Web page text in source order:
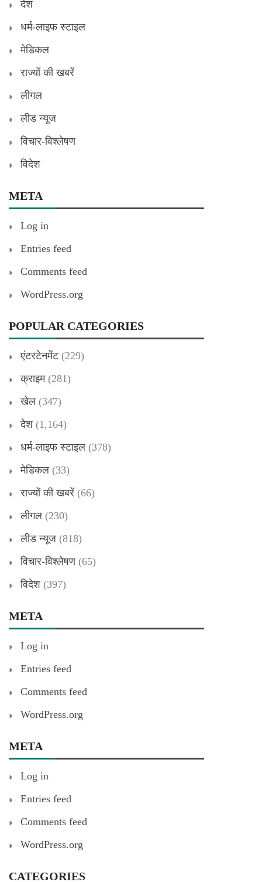
देश
धर्म-लाइफ स्टाइल
मेडिकल
राज्यों की खबरें
लीगल
लीड न्यूज
विचार-विश्लेषण
विदेश
META
Log in
Entries feed
Comments feed
WordPress.org
POPULAR CATEGORIES
एंटरटेनमेंट(229)
क्राइम(281)
खेल (347)
देश (1,164)
धर्म-लाइफ स्टाइल (378)
मेडिकल (33)
राज्यों की खबरें (66)
लीगल (230)
लीड न्यूज (818)
विचार-विश्लेषण(65)
विदेश (397)
META
Log in
Entries feed
Comments feed
WordPress.org
META
Log in
Entries feed
Comments feed
WordPress.org
CATEGORIES